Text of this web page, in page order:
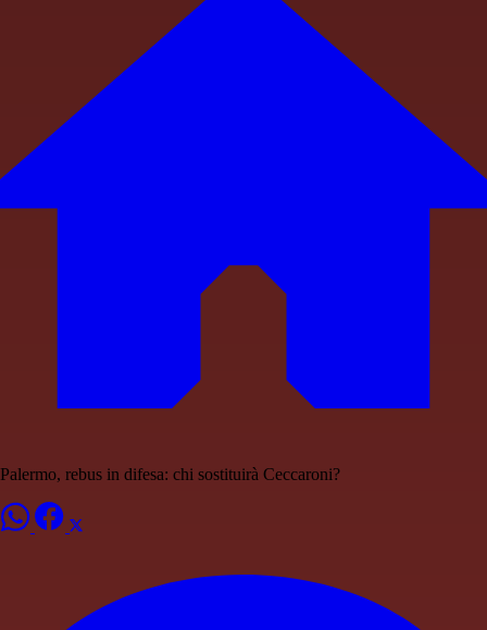
Palermo, rebus in difesa: chi sostituirà Ceccaroni?